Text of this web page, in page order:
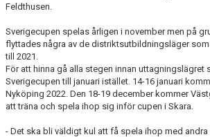
Feldthusen.
Sverigecupen spelas årligen i november men på
flyttades några av de distriktsutbildningsläger
till 2021.
För att hinna gå alla stegen innan uttagningslägret
Sverigecupen till januari istället. 14-16 januari
Nyköping 2022. Den 18-19 december kommer
att träna och spela ihop sig inför cupen i Skara.
- Det ska bli väldigt kul att få spela ihop med